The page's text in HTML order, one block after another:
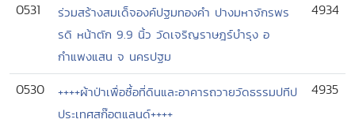
0531
ร่วมสร้างสมเด็จองค์ปฐมทองคำ ปางมหาจักรพร
รดิ หน้าตัก 9.9 นิ้ว วัดเจริญราษฎร์บำรุง อ
กำแพงแสน จ นครปฐม
4934
0530
++++ผ้าป่าเพื่อซื้อที่ดินและอาคารถวายวัดธรรมปทีป
ประเทศสก๊อตแลนด์++++
4935